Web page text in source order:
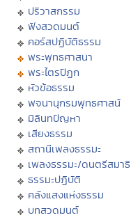
ปริวาสกรรม
ฟังสวดมนต์
คอร์สปฏิบัติธรรม
พระพุทธศาสนา
พระไตรปิฏก
หัวข้อธรรม
พจนานุกรมพุทธศาสน์
มิลินทปัญหา
เสียงธรรม
สถานีเพลงธรรมะ
เพลงธรรมะ/ดนตรีสมาธิ
ธรรมะปฏิบัติ
คลังแสงแห่งธรรม
บทสวดมนต์